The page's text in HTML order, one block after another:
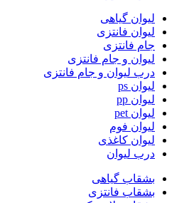
لیوان گیاهی
لیوان فانتزی
جام فانتزی
لیوان و جام فانتزی
درب لیوان و جام فانتزی
لیوان ps
لیوان pp
لیوان pet
لیوان فوم
لیوان کاغذی
درب لیوان
بشقاب گیاهی
بشقاب فانتزی